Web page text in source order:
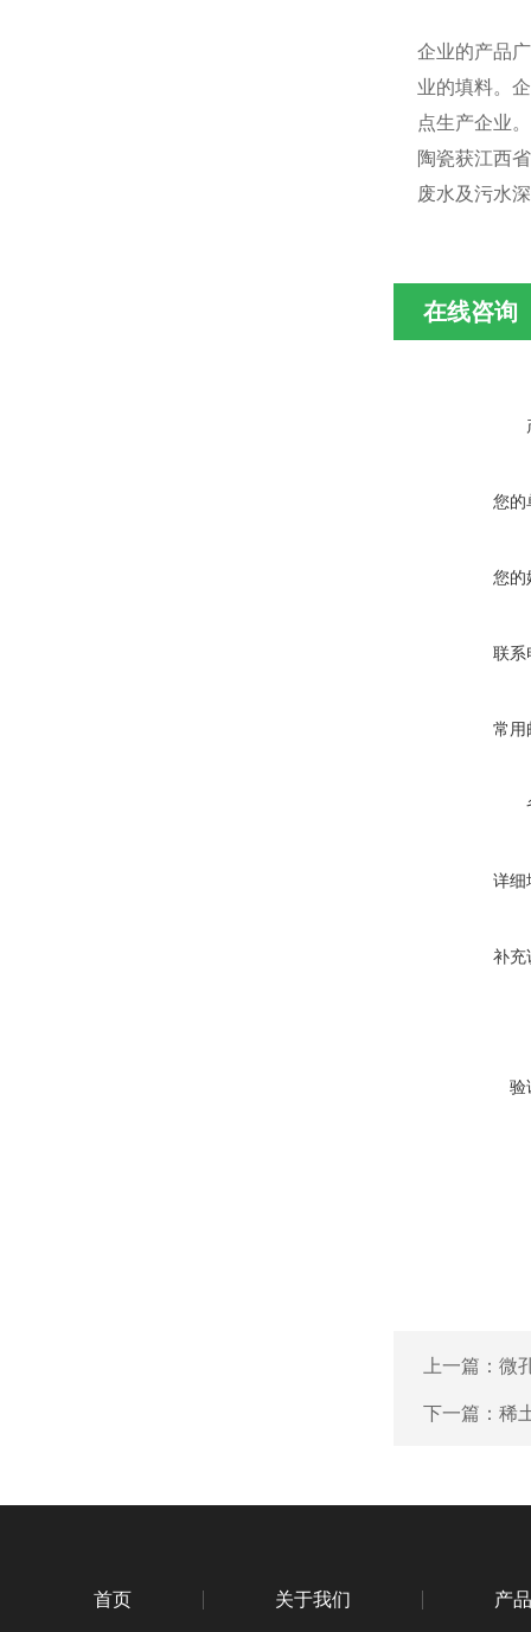
企业的产品
业的填料。
点生产企业
陶瓷获江西
废水及污水
在线咨询
您的
您的
联系
常用
详细
补充
验
上一篇： 微
下一篇： 稀
首页 关于我们 产